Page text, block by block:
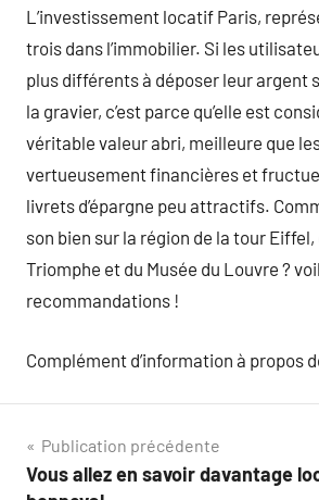
L’investissement locatif Paris,
trois dans l’immobilier. Si les
plus différents à déposer leur argent
la gravier, c’est parce qu’elle est
véritable valeur abri, meilleure que
vertueusement financières et
livrets d’épargne peu attractifs.
son bien sur la région de la tour Eiffel,
Triomphe et du Musée du Louvre ?
recommandations !
Complément d’information à propos
Navigation
de
Publication précédente
Vous allez en savoir davantage